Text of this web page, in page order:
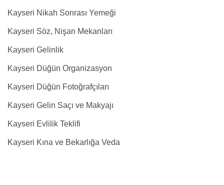
Kayseri Nikah Sonrası Yemeği
Kayseri Söz, Nişan Mekanları
Kayseri Gelinlik
Kayseri Düğün Organizasyon
Kayseri Düğün Fotoğrafçıları
Kayseri Gelin Saçı ve Makyajı
Kayseri Evlilik Teklifi
Kayseri Kına ve Bekarlığa Veda